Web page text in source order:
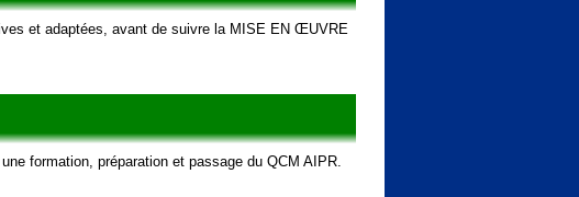
et adaptées, avant de suivre la MISE EN ŒUVRE
formation, préparation et passage du QCM AIPR.